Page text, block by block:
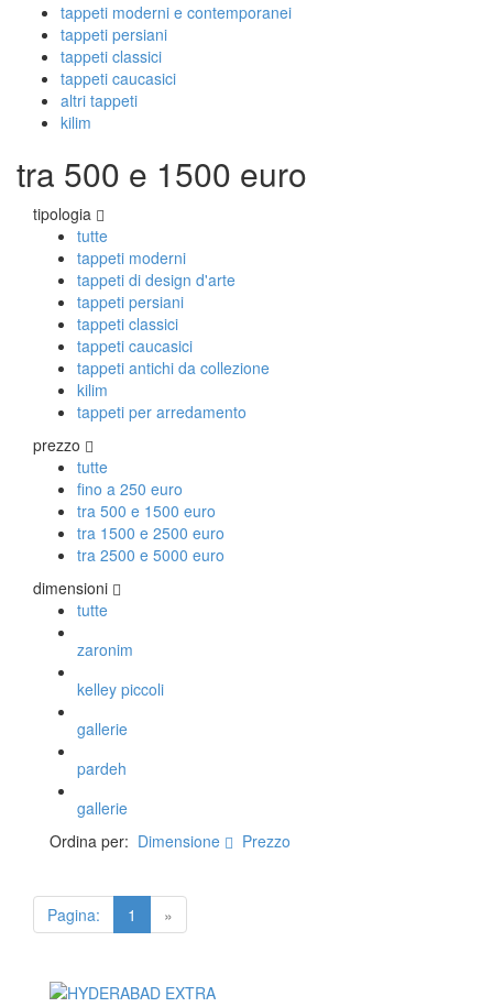
tappeti moderni e contemporanei
tappeti persiani
tappeti classici
tappeti caucasici
altri tappeti
kilim
tra 500 e 1500 euro
tipologia
tutte
tappeti moderni
tappeti di design d'arte
tappeti persiani
tappeti classici
tappeti caucasici
tappeti antichi da collezione
kilim
tappeti per arredamento
prezzo
tutte
fino a 250 euro
tra 500 e 1500 euro
tra 1500 e 2500 euro
tra 2500 e 5000 euro
dimensioni
tutte
zaronim
kelley piccoli
gallerie
pardeh
gallerie
Ordina per: Dimensione Prezzo
Pagina: 1 »